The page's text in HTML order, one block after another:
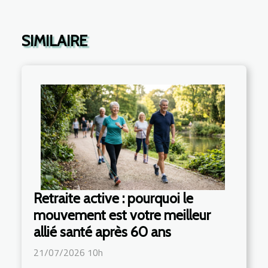
SIMILAIRE
Retraite active : pourquoi le
mouvement est votre meilleur
allié santé après 60 ans
21/07/2026 10h